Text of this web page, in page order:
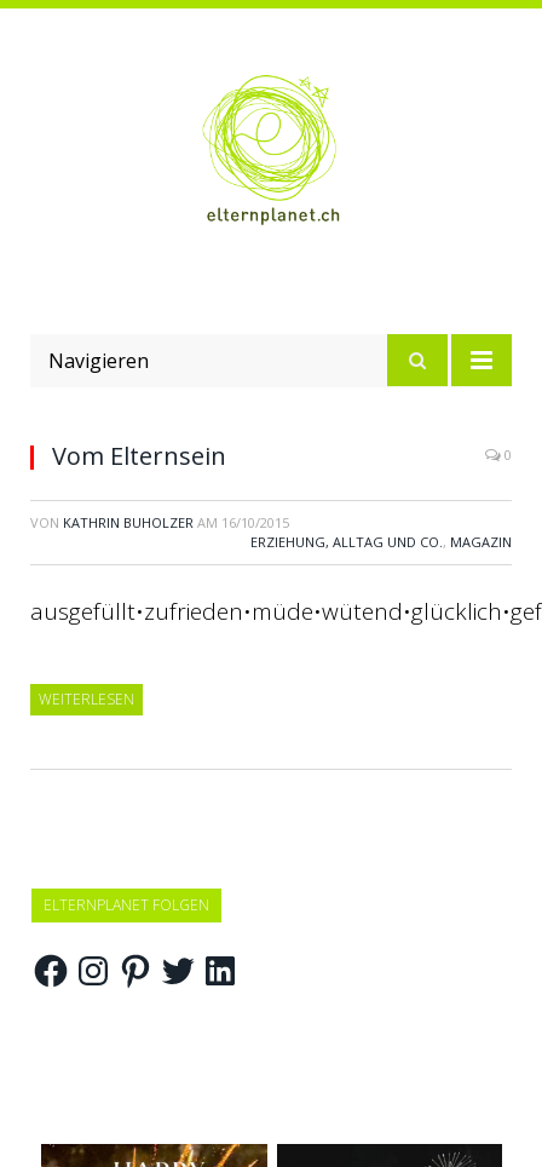
Navigieren
Vom Elternsein 0
VON KATHRIN BUHOLZER AM 16/10/2015
ERZIEHUNG, ALLTAG UND CO., MAGAZIN
WEITERLESEN
ELTERNPLANET FOLGEN
FacebookInstagramPinterestTwitterLinkedIn